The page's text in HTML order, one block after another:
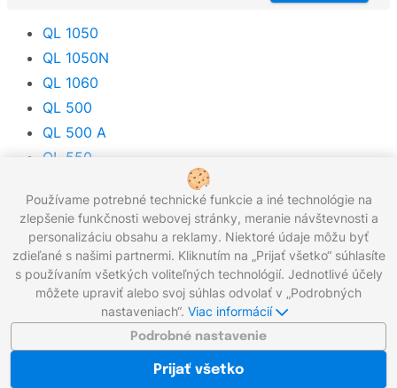
QL 1050
QL 1050N
QL 1060
QL 500
QL 500 A
QL 550
QL 570
QL 580
QL 650
QL-1100
QL-700
QL-810W
Používame potrebné technické funkcie a iné technológie na
zlepšenie funkčnosti webovej stránky, meranie návštevnosti a
personalizáciu obsahu a reklamy. Niektoré údaje môžu byť
zdieľané s našimi partnermi. Kliknutím na „Prijať všetko“ súhlasíte
s používaním všetkých voliteľných technológií. Jednotlivé účely
môžete upraviť alebo svoj súhlas odvolať v „Podrobných
nastaveniach“. Viac informácií
Podrobné nastavenie
Prijať všetko